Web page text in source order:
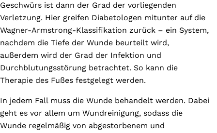
Geschwürs ist dann der Grad der vorliegenden
Verletzung. Hier greifen Diabetologen mitunter auf die
Wagner-Armstrong-Klassifikation zurück – ein System,
nachdem die Tiefe der Wunde beurteilt wird,
außerdem wird der Grad der Infektion und
Durchblutungsstörung betrachtet. So kann die
Therapie des Fußes festgelegt werden.
In jedem Fall muss die Wunde behandelt werden. Dabei
geht es vor allem um Wundreinigung, sodass die
Wunde regelmäßig von abgestorbenem und